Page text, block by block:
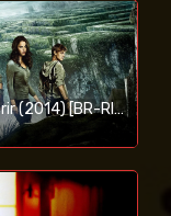
Maze Runner: Correr o morir (2014) [BR-RIP] [HD-1080p]